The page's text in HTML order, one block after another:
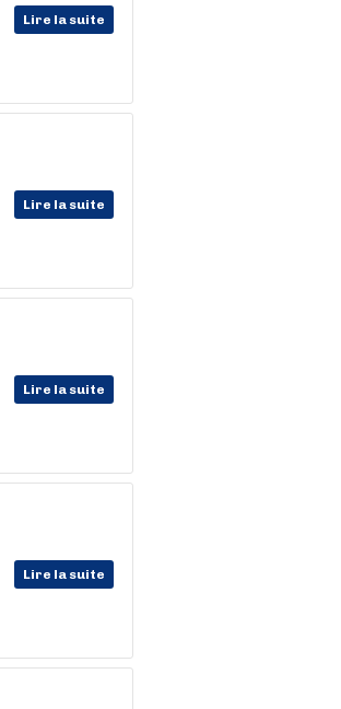
Lire la suite
Lire la suite
Lire la suite
Lire la suite